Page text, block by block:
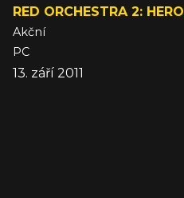
RED ORCHESTRA 2:
Akční
PC
13. září 2011